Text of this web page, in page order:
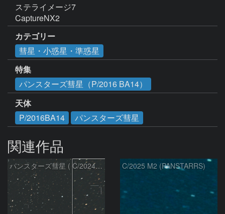
ステライメージ7
CaptureNX2
カテゴリー
彗星・小惑星・準惑星
特集
パンスターズ彗星（P/2016 BA14）
天体
P/2016BA14
パンスターズ彗星
関連作品
パンスターズ彗星 ( C/2024R4 )：2026/07/27 C/2025 M2 (PANSTARRS)